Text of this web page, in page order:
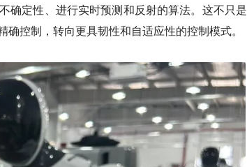
确定性、进行实时预测和反射的算法。这不只是
控制，转向更具韧性和自适应性的控制模式。